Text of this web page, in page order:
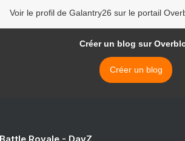
Voir le profil de Galantry26 sur le portail
Créer un blog sur
Créer un blog